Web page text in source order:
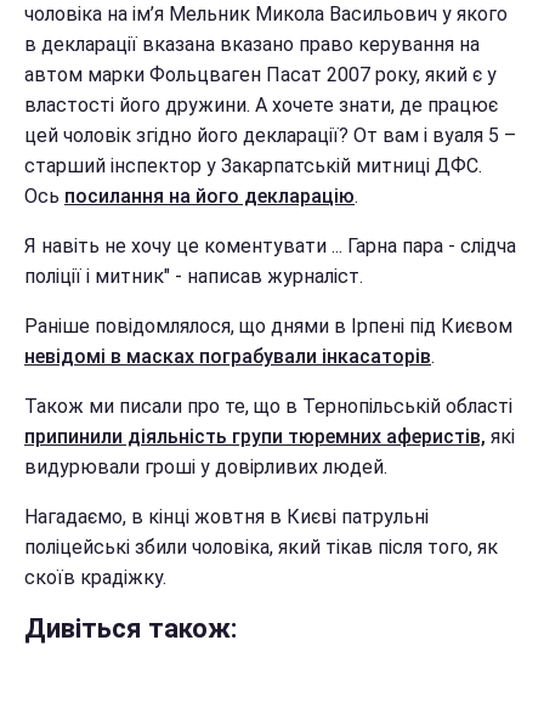
чоловіка на ім’я Мельник Микола Васильович у якого
в декларації вказана вказано право керування на
автом марки Фольцваген Пасат 2007 року, який є у
властості його дружини. А хочете знати, де працює
цей чоловік згідно його декларації? От вам і вуаля 5 –
старший інспектор у Закарпатській митниці ДФС.
Ось посилання на його декларацію.
Я навіть не хочу це коментувати ... Гарна пара - слідча
поліції і митник" - написав журналіст.
Раніше повідомлялося, що днями в Ірпені під Києвом
невідомі в масках пограбували інкасаторів.
Також ми писали про те, що в Тернопільській області
припинили діяльність групи тюремних аферистів, які
видурювали гроші у довірливих людей.
Нагадаємо, в кінці жовтня в Києві патрульні
поліцейські збили чоловіка, який тікав після того, як
скоїв крадіжку.
Дивіться також: